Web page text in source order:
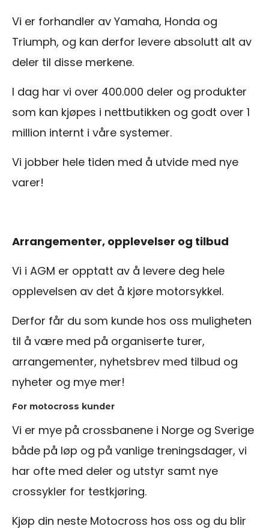
Vi er forhandler av Yamaha, Honda og
Triumph, og kan derfor levere absolutt alt av
deler til disse merkene.
I dag har vi over 400.000 deler og produkter
som kan kjøpes i nettbutikken og godt over 1
million internt i våre systemer.
Vi jobber hele tiden med å utvide med nye
varer!
Arrangementer, opplevelser og tilbud
Vi i AGM er opptatt av å levere deg hele
opplevelsen av det å kjøre motorsykkel.
Derfor får du som kunde hos oss muligheten
til å være med på organiserte turer,
arrangementer, nyhetsbrev med tilbud og
nyheter og mye mer!
For motocross kunder
Vi er mye på crossbanene i Norge og Sverige
både på løp og på vanlige treningsdager, vi
har ofte med deler og utstyr samt nye
crossykler for testkjøring.
Kjøp din neste Motocross hos oss og du blir